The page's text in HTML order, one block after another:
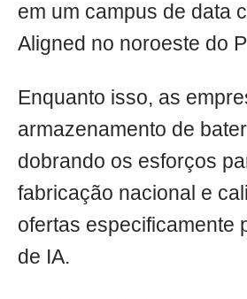
em um campus de data
Aligned no noroeste do
Enquanto isso, as
armazenamento de
dobrando os esforços
fabricação nacional e
ofertas especificamente
de IA.